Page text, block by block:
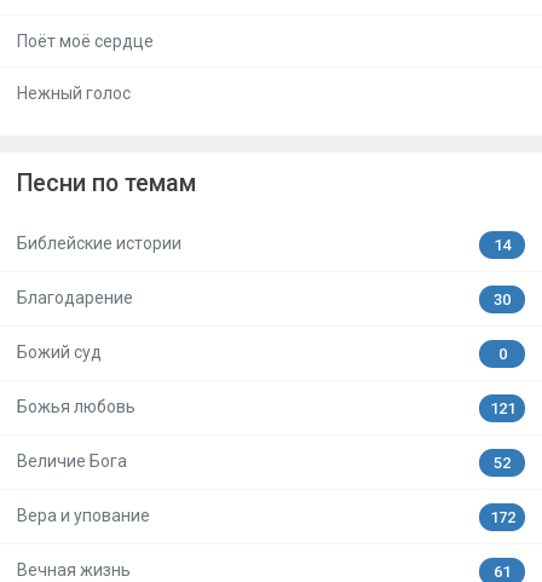
Поёт моё сердце
Нежный голос
Песни по темам
Библейские истории 14
Благодарение 30
Божий суд 0
Божья любовь 121
Величие Бога 52
Вера и упование 172
Вечная жизнь 61